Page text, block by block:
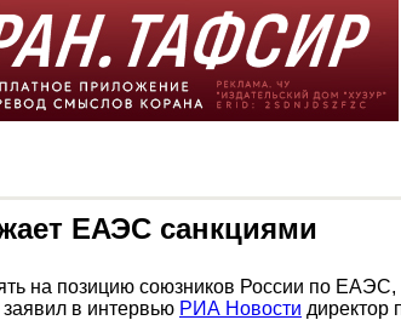
ЕАЭС санкциями
на позицию союзников России по
в интервью РИА Новости директор